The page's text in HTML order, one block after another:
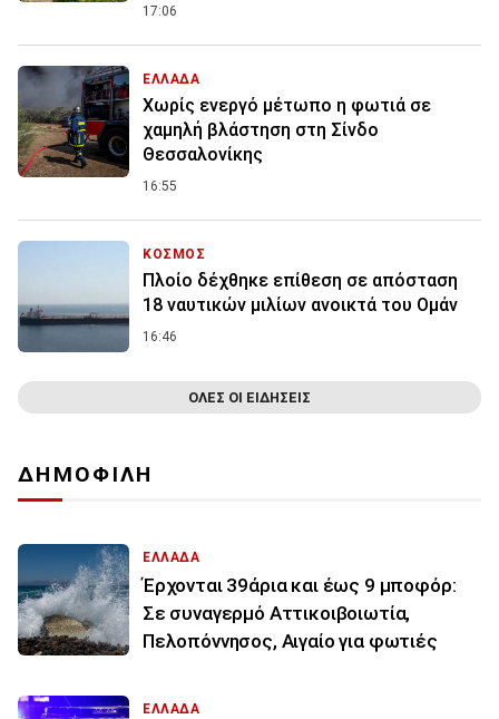
17:06
ΕΛΛΑΔΑ
Χωρίς ενεργό μέτωπο η φωτιά σε
χαμηλή βλάστηση στη Σίνδο
Θεσσαλονίκης
16:55
ΚΟΣΜΟΣ
Πλοίο δέχθηκε επίθεση σε απόσταση
18 ναυτικών μιλίων ανοικτά του Ομάν
16:46
ΟΛΕΣ ΟΙ ΕΙΔΗΣΕΙΣ
ΔΗΜΟΦΙΛΗ
ΕΛΛΑΔΑ
Έρχονται 39άρια και έως 9 μποφόρ:
Σε συναγερμό Αττικοιβοιωτία,
Πελοπόννησος, Αιγαίο για φωτιές
ΕΛΛΑΔΑ